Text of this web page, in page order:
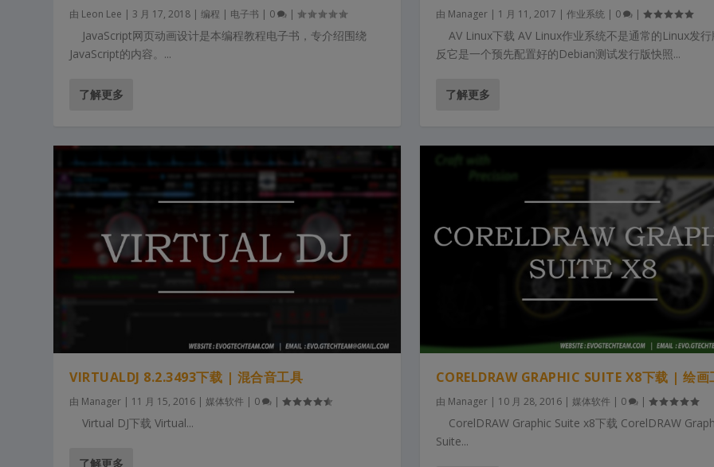
由 Leon Lee | 3 月 17, 2018 |编程 | 电子书 | 0 |
JavaScript网页动画设计是本编程教程电子书，专介绍围绕
JavaScript的内容。...
了解更多
VIRTUALDJ 8.2.3493下载 | 混合音工具
由 Manager | 11 月 15, 2016 | 媒体软件 | 0 |
Virtual DJ下载 Virtual...
了解更多
由 Manager| 1 月 11, 2017 | 作业系统| 0 |
AV Linux下载 AV Linux作业系统不是通常的Linux发
反它是一个预先配置好的Debian测试发行版快照...
了解更多
CORELDRAW GRAPHIC SUITE X8下载 | 绘画
由 Manager| 10 月 28, 2016| 媒体软件| 0 |
CorelDRAW Graphic Suite x8下载 CorelDRAW
Suite...